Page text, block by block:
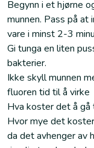
Begynn i et hjørne
munnen. Pass på at
vare i minst 2-3
Gi tunga en liten
bakterier.
Ikke skyll munnen
fluoren tid til å virke
Hva koster det å gå
Hvor mye det
da det avhenger av